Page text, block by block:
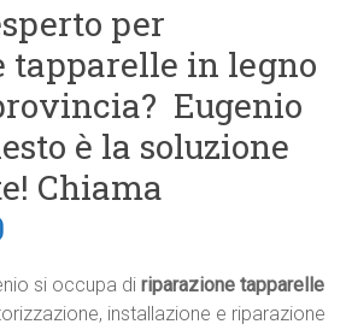
per
tapparelle in legno
Eugenio
è la soluzione
Chiama
si occupa diriparazione tapparelle
installazione e riparazione